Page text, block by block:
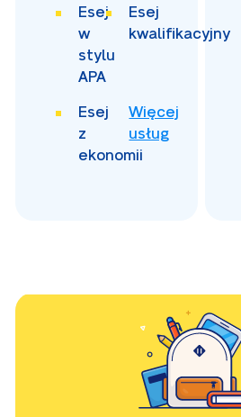
Esej
w
stylu
APA
Esej
kwalifikacyjny
Esej
z
ekonomii
Więcej
usług